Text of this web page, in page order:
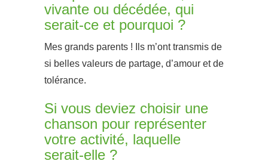
vivante ou décédée, qui
serait-ce et pourquoi ?
Mes grands parents ! Ils m’ont transmis de
si belles valeurs de partage, d’amour et de
tolérance.
Si vous deviez choisir une
chanson pour représenter
votre activité, laquelle
serait-elle ?